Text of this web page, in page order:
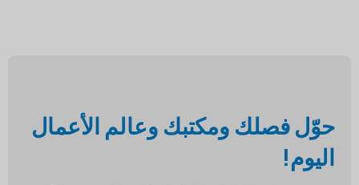
حوّل فصلك ومكتبك وعالم الأعمال
اليوم!